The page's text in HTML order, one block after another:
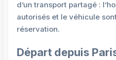
d’un transport partagé :
autorisés et le véhicule
réservation.
Départ depuis